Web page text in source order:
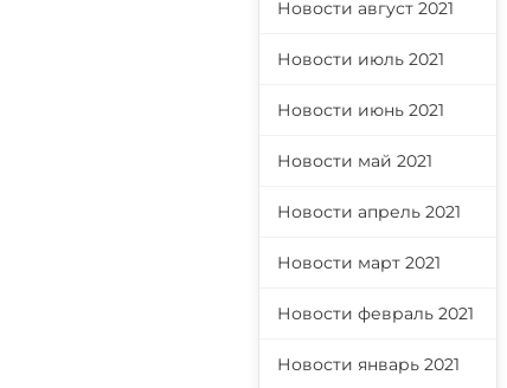
Новости август 2021
Новости июль 2021
Новости июнь 2021
Новости май 2021
Новости апрель 2021
Новости март 2021
Новости февраль 2021
Новости январь 2021